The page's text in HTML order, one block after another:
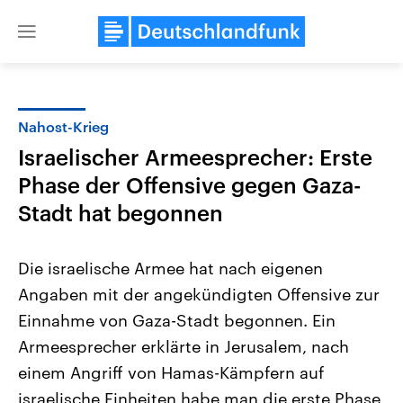
Close
Landtagswahl Sachsen-Anhalt
2026
Alle Informationen
Sachsen-Anhalt wählt am 6.
September 2026 einen neuen
Landtag. Seit 2021 wird das
Bundesland von einer Koalition aus
Aktuelle Beiträge,
Hintergründe
Wirtschaftlich und
gehören die Vereinigten
den mächtigsten Ländern
mit großem Einfluss auf
Nahost-Krieg
Israelischer Armeesprecher: Erste
Phase der Offensive gegen Gaza-
Stadt hat begonnen
Die israelische Armee hat nach eigenen
Angaben mit der angekündigten Offensive zur
Einnahme von Gaza-Stadt begonnen. Ein
Armeesprecher erklärte in Jerusalem, nach
einem Angriff von Hamas-Kämpfern auf
israelische Einheiten habe man die erste Phase